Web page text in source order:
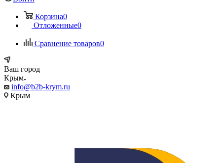
Корзина0
Отложенные0
Сравнение товаров0
Ваш город
Крым
info@b2b-krym.ru
Крым